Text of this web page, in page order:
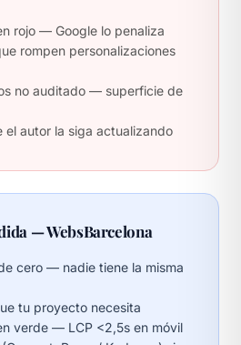
rojo — Google lo penaliza
rompen personalizaciones
no auditado — superficie de
el autor la siga actualizando
— WebsBarcelona
cero — nadie tiene la misma
tu proyecto necesita
verde — LCP <2,5s en móvil